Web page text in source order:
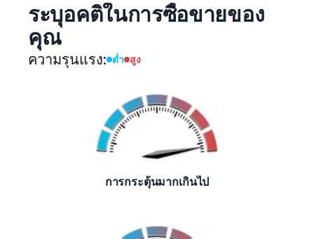
ระบุอคติในการซื้อขายของ
คุณ
ความรุนแรง: ต่ำ สูง
การกระตุ้นมากเกินไป